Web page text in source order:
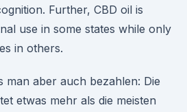
Further, CBD oil is
use in some states while only
in others.
man aber auch bezahlen: Die
etwas mehr als die meisten